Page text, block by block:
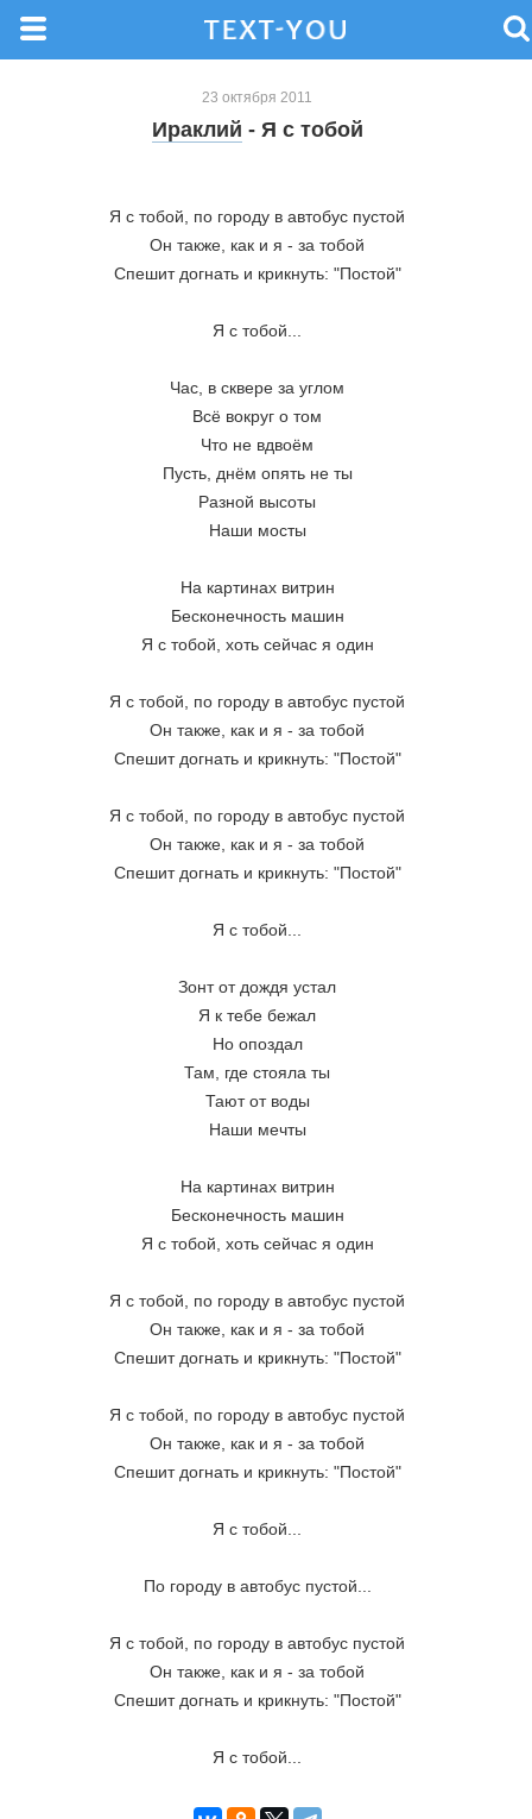
23 октября 2011
Ираклий - Я с тобой
Я с тобой, по городу в автобус пустой
Он также, как и я - за тобой
Спешит догнать и крикнуть: "Постой"
Я с тобой...
Час, в сквере за углом
Всё вокруг о том
Что не вдвоём
Пусть, днём опять не ты
Разной высоты
Наши мосты
На картинах витрин
Бесконечность машин
Я с тобой, хоть сейчас я один
Я с тобой, по городу в автобус пустой
Он также, как и я - за тобой
Спешит догнать и крикнуть: "Постой"
Я с тобой, по городу в автобус пустой
Он также, как и я - за тобой
Спешит догнать и крикнуть: "Постой"
Я с тобой...
Зонт от дождя устал
Я к тебе бежал
Но опоздал
Там, где стояла ты
Тают от воды
Наши мечты
На картинах витрин
Бесконечность машин
Я с тобой, хоть сейчас я один
Я с тобой, по городу в автобус пустой
Он также, как и я - за тобой
Спешит догнать и крикнуть: "Постой"
Я с тобой, по городу в автобус пустой
Он также, как и я - за тобой
Спешит догнать и крикнуть: "Постой"
Я с тобой...
По городу в автобус пустой...
Я с тобой, по городу в автобус пустой
Он также, как и я - за тобой
Спешит догнать и крикнуть: "Постой"
Я с тобой...